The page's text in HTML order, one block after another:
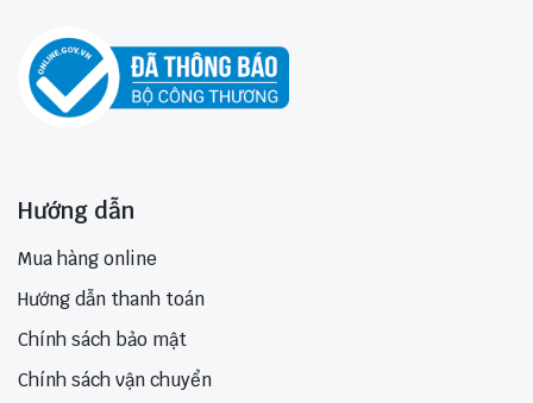
Hướng dẫn
Mua hàng online
Hướng dẫn thanh toán
Chính sách bảo mật
Chính sách vận chuyển